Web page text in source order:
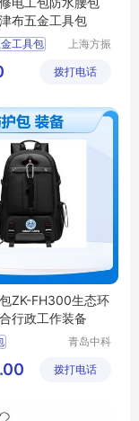
布五金工具包
工具包
上海方振
有限公司
拨打电话
ZK-FH300生态环
行政工作装备
鞋
青岛中科
科技有限
拨打电话